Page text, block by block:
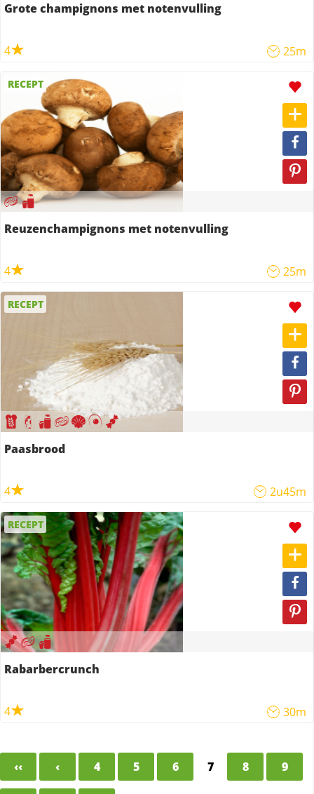
Grote champignons met notenvulling
4 25m
RECEPT
Reuzenchampignons met notenvulling
4 25m
RECEPT
Paasbrood
4 2u45m
RECEPT
Rabarbercrunch
4 30m
‹‹ ‹ 4 5 6 7 8 9